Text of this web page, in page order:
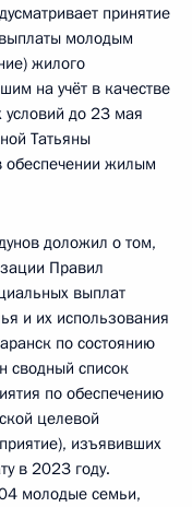
принятие
молодым
жилого
на учёт в качестве
до 23 мая
Татьяны
обеспечении жилым
доложил о том,
Правил
выплат
и их использования
по состоянию
сводный список
по обеспечению
целевой
изъявивших
в 2023 году.
молодые семьи,